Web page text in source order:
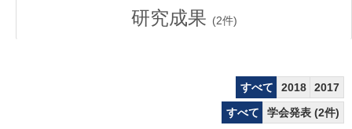
研究成果 (2件)
すべて 2018
2017
すべて
学会発表 (2件)